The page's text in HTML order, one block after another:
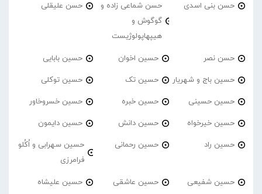
حسن بنی اسدی
حسن شماعی زاده و
گوگوش و
هیپهاپولوژیست
حسن علیقلی
حسن نصر حسین اخوان حسین بابایی
حسین باج و شهریار حسین تک حسین توکلی
حسین حسینی حسین خبره حسین خسروخاور
حسین خیرخواه حسین دانش حسین دایمون
حسین راد حسین رحمانی
حسین سهرابی و اُکُلو
فرامرزی
حسین شفیعی حسین عاشقی حسین علیشاه